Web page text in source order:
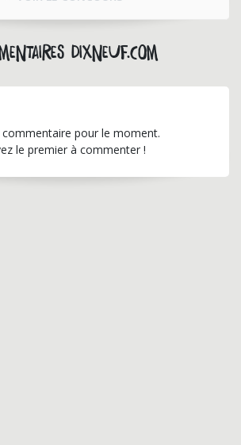
dixneuf.com
commentaire pour le moment.
le premier à commenter !